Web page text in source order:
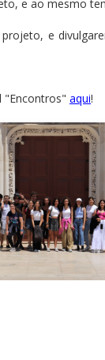
e ao mesmo
e
"Encontros" aqui!